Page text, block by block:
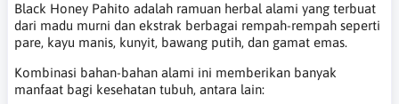
Black Honey Pahito adalah ramuan herbal alami yang terbuat
dari madu murni dan ekstrak berbagai rempah-rempah seperti
pare, kayu manis, kunyit, bawang putih, dan gamat emas.
Kombinasi bahan-bahan alami ini memberikan banyak
manfaat bagi kesehatan tubuh, antara lain: